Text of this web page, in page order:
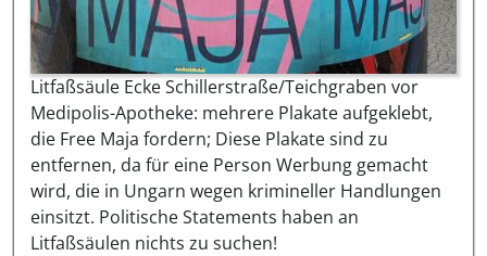
Litfaßsäule Ecke Schillerstraße/Teichgraben vor
Medipolis-Apotheke: mehrere Plakate aufgeklebt,
die Free Maja fordern; Diese Plakate sind zu
entfernen, da für eine Person Werbung gemacht
wird, die in Ungarn wegen krimineller Handlungen
einsitzt. Politische Statements haben an
Litfaßsäulen nichts zu suchen!